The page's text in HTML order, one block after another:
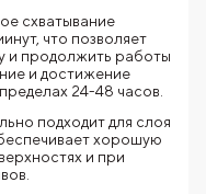
схватывание
что позволяет
и продолжить работы
и достижение
24-48 часов.
подходит для слоя
хорошую
и при